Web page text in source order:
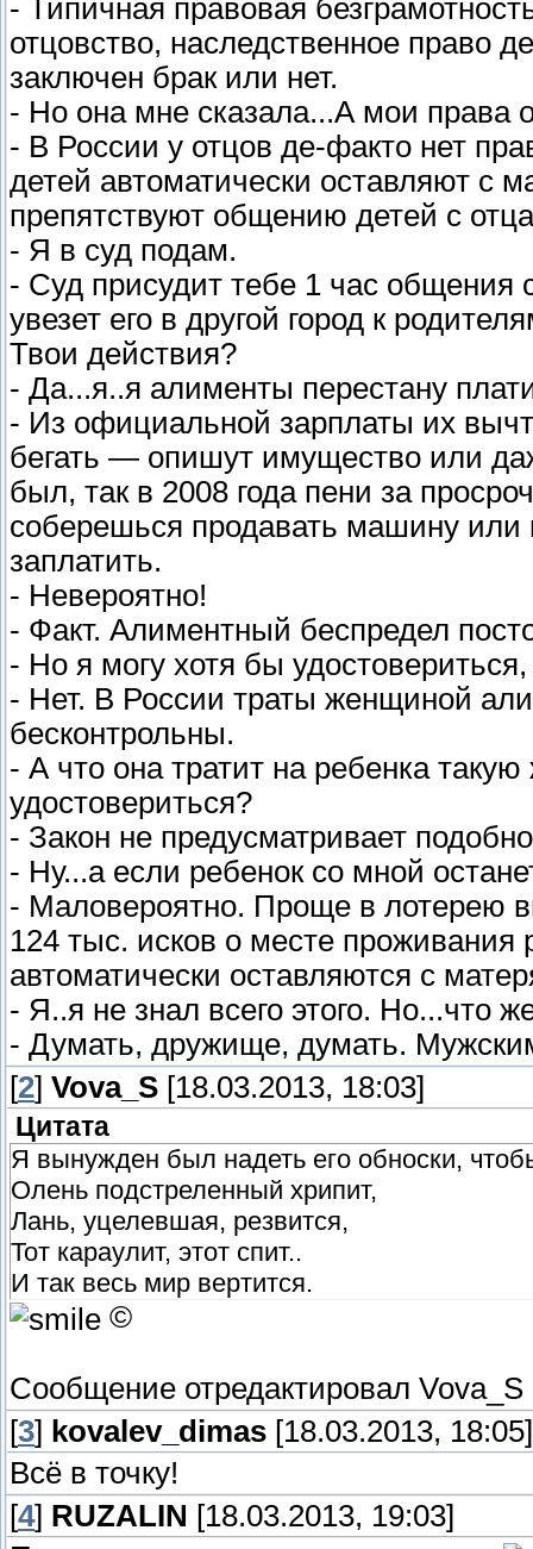
- Типичная правовая
отцовство, наследственное право
заключен брак или нет.
- Но она мне сказала...А мои права
- В России у отцов де-факто нет
детей автоматически оставляют с
препятствуют общению детей с
- Я в суд подам.
- Суд присудит тебе 1 час
увезет его в другой город к
Твои действия?
- Да...я..я алименты перестану
- Из официальной зарплаты их
бегать — опишут имущество или
был, так в 2008 года пени за
соберешься продавать машину или
заплатить.
- Невероятно!
- Факт. Алиментный беспредел
- Но я могу хотя бы
- Нет. В России траты женщиной
бесконтрольны.
- А что она тратит на ребенка
удостовериться?
- Закон не предусматривает
- Ну...а если ребенок со мной
- Маловероятно. Проще в лотерею
124 тыс. исков о месте проживания
автоматически оставляются с
- Я..я не знал всего этого. Но...что
- Думать, дружище, думать.
[2] Vova_S [18.03.2013, 18:03]
Цитата
Я вынужден был надеть его обноски,
Олень подстреленный хрипит,
Лань, уцелевшая, резвится,
Тот караулит, этот спит..
И так весь мир вертится.
©
Сообщение отредактировал Vova_S
[3] kovalev_dimas [18.03.2013, 18:05]
Всё в точку!
[4] RUZALIN [18.03.2013, 19:03]